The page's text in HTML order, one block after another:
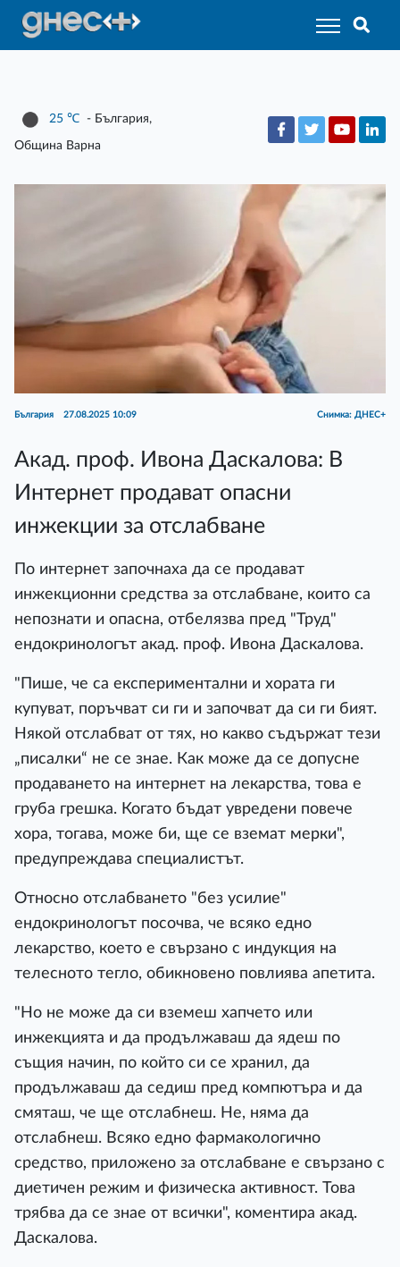
25 ℃ - България,
Община Варна
България 27.08.2025 10:09 Снимка: ДНЕС+
Акад. проф. Ивона Даскалова: В
Интернет продават опасни
инжекции за отслабване
По интернет започнаха да се продават
инжекционни средства за отслабване, които са
непознати и опасна, отбелязва пред "Труд"
ендокринологът акад. проф. Ивона Даскалова.
"Пише, че са експериментални и хората ги
купуват, поръчват си ги и започват да си ги бият.
Някой отслабват от тях, но какво съдържат тези
„писалки“ не се знае. Как може да се допусне
продаването на интернет на лекарства, това е
груба грешка. Когато бъдат увредени повече
хора, тогава, може би, ще се вземат мерки",
предупреждава специалистът.
Относно отслабването "без усилие"
ендокринологът посочва, че всяко едно
лекарство, което е свързано с индукция на
телесното тегло, обикновено повлиява апетита.
"Но не може да си вземеш хапчето или
инжекцията и да продължаваш да ядеш по
същия начин, по който си се хранил, да
продължаваш да седиш пред компютъра и да
смяташ, че ще отслабнеш. Не, няма да
отслабнеш. Всяко едно фармакологично
средство, приложено за отслабване е свързано с
диетичен режим и физическа активност. Това
трябва да се знае от всички", коментира акад.
Даскалова.